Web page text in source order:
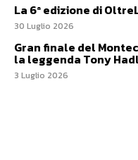
La 6ª edizione di
30 Luglio 2026
Gran finale del
la leggenda Tony
3 Luglio 2026